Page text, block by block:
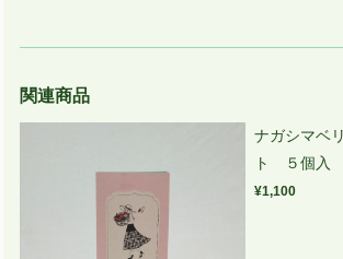
関連商品
ナガシマベ
ト ５個入
¥1,100